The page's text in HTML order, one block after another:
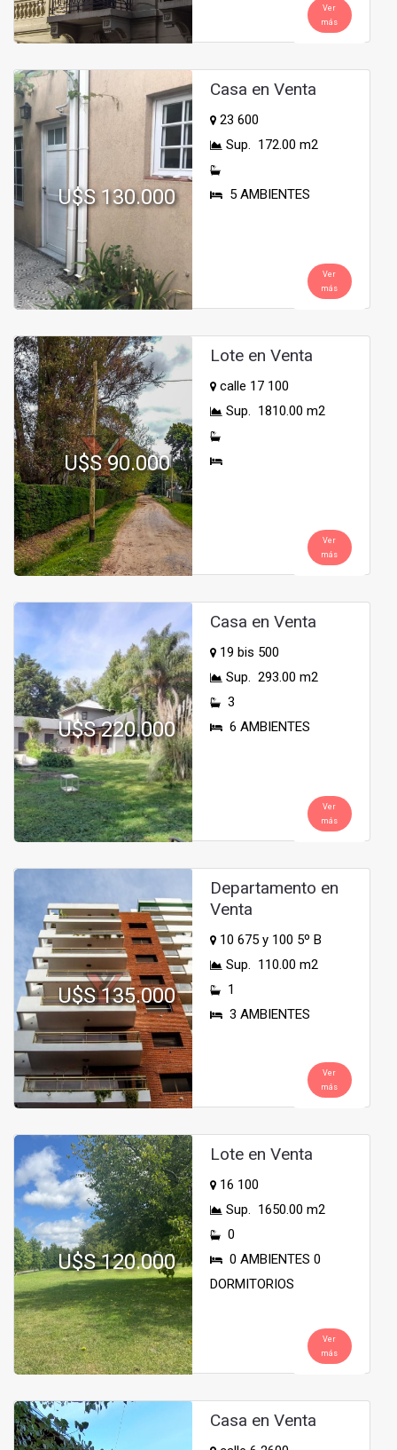
Ver
más
U$S 130.000
Casa en Venta
23 600
Sup. 172.00 m2
5 AMBIENTES
Ver
más
U$S 90.000
Lote en Venta
calle 17 100
Sup. 1810.00 m2
Ver
más
U$S 220.000
Casa en Venta
19 bis 500
Sup. 293.00 m2
3
6 AMBIENTES
Ver
más
U$S 135.000
Departamento en
Venta
10 675 y 100 5º B
Sup. 110.00 m2
1
3 AMBIENTES
Ver
más
U$S 120.000
Lote en Venta
16 100
Sup. 1650.00 m2
0
0 AMBIENTES 0
DORMITORIOS
Ver
más
Casa en Venta